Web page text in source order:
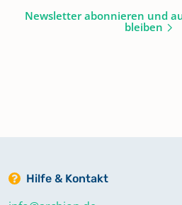
Newsletter abonnieren und
bleiben
Hilfe & Kontakt